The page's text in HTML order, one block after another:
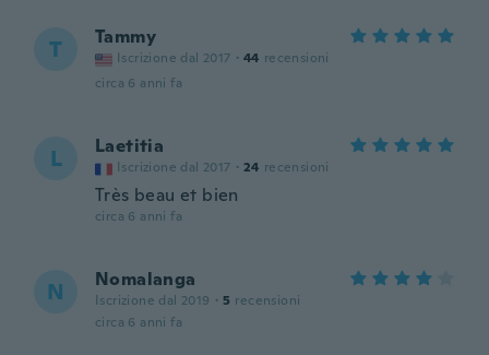
T Tammy
Iscrizione dal 2017 · 44 recensioni
circa 6 anni fa
L Laetitia
Iscrizione dal 2017 · 24 recensioni
Très beau et bien
circa 6 anni fa
N Nomalanga
Iscrizione dal 2019 · 5 recensioni
circa 6 anni fa